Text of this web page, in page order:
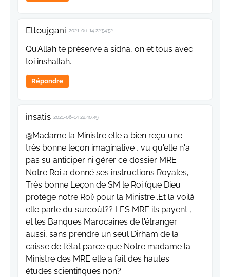
Eltoujgani 2021-06-14 22:54:52
Qu’Allah te préserve a sidna, on et tous avec
toi inshallah.
Répondre
insatis 2021-06-14 22:40:49
@Madame la Ministre elle a bien reçu une
très bonne leçon imaginative , vu qu'elle n'a
pas su anticiper ni gérer ce dossier MRE
Notre Roi a donné ses instructions Royales,
Très bonne Leçon de SM le Roi (que Dieu
protège notre Roi) pour la Ministre .Et la voilà
elle parle du surcoût?? LES MRE ils payent ,
et les Banques Marocaines de l'étranger
aussi, sans prendre un seul Dirham de la
caisse de l'état parce que Notre madame la
Ministre des MRE elle a fait des hautes
études scientifiques non?